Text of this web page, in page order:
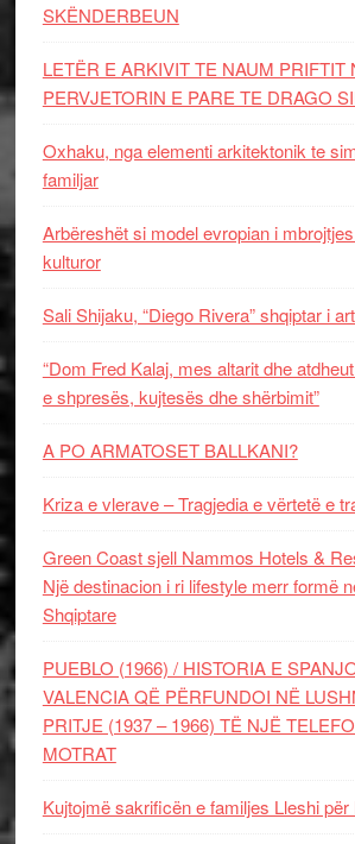
SKËNDERBEUN
LETËR E ARKIVIT TE NAUM PRIFTIT
PERVJETORIN E PARE TE DRAGO
Oxhaku, nga elementi arkitektonik te
familjar
Arbëreshët si model evropian i
kulturor
Sali Shijaku, “Diego Rivera” shqiptar i
“Dom Fred Kalaj, mes altarit dhe
e shpresës, kujtesës dhe shërbimit”
A PO ARMATOSET BALLKANI?
Kriza e vlerave – Tragjedia e vërtetë e
Green Coast sjell Nammos Hotels &
Një destinacion i ri lifestyle merr formë
Shqiptare
PUEBLO (1966) / HISTORIA E
VALENCIA QË PËRFUNDOI NË
PRITJE (1937 – 1966) TË NJË
MOTRAT
Kujtojmë sakrificën e familjes Lleshi